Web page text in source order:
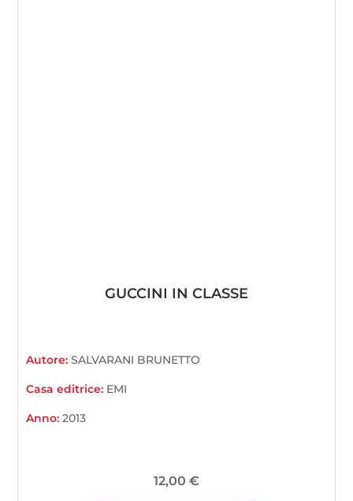
GUCCINI IN CLASSE
Autore:SALVARANI BRUNETTO
Casa editrice: EMI
Anno:2013
12,00 €